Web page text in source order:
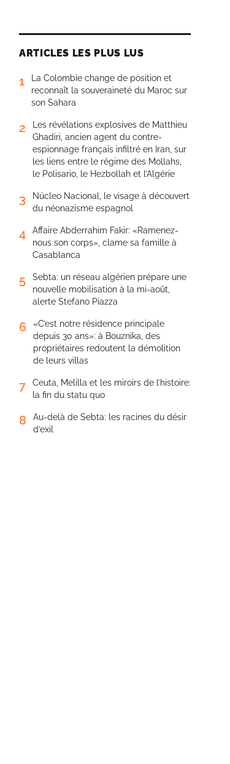
ARTICLES LES PLUS LUS
1
La Colombie change de position et
reconnaît la souveraineté du Maroc sur
son Sahara
2
Les révélations explosives de Matthieu
Ghadiri, ancien agent du contre-
espionnage français infiltré en Iran, sur
les liens entre le régime des Mollahs,
le Polisario, le Hezbollah et l’Algérie
3
Núcleo Nacional, le visage à découvert
du néonazisme espagnol
4
Affaire Abderrahim Fakir: «Ramenez-
nous son corps», clame sa famille à
Casablanca
5
Sebta: un réseau algérien prépare une
nouvelle mobilisation à la mi-août,
alerte Stefano Piazza
6
«C’est notre résidence principale
depuis 30 ans»: à Bouznika, des
propriétaires redoutent la démolition
de leurs villas
7
Ceuta, Melilla et les miroirs de l’histoire:
la fin du statu quo
8
Au-delà de Sebta: les racines du désir
d’exil